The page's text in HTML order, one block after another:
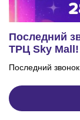
Последний
ТРЦ Sky Mall!
Последний